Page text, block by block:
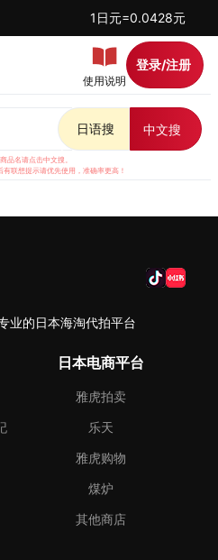
1日元=0.0428元
使用说明
登录/注册
日语搜 中文搜
品名请点击中文搜。
联想提示请优先使用，准确率更高！
的日本海淘代拍平台
日本电商平台
雅虎拍卖
乐天
雅虎购物
煤炉
其他商店